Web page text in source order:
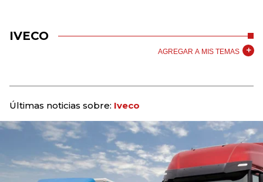
IVECO
AGREGAR A MIS TEMAS
Últimas noticias sobre: Iveco